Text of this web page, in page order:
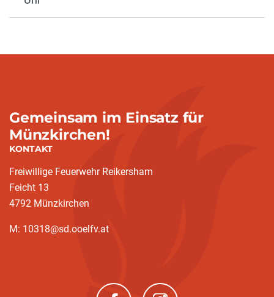
Gemeinsam im Einsatz für
Münzkirchen!
KONTAKT
Freiwillige Feuerwehr Reikersham
Feicht 13
4792 Münzkirchen
M: 10318@sd.ooelfv.at